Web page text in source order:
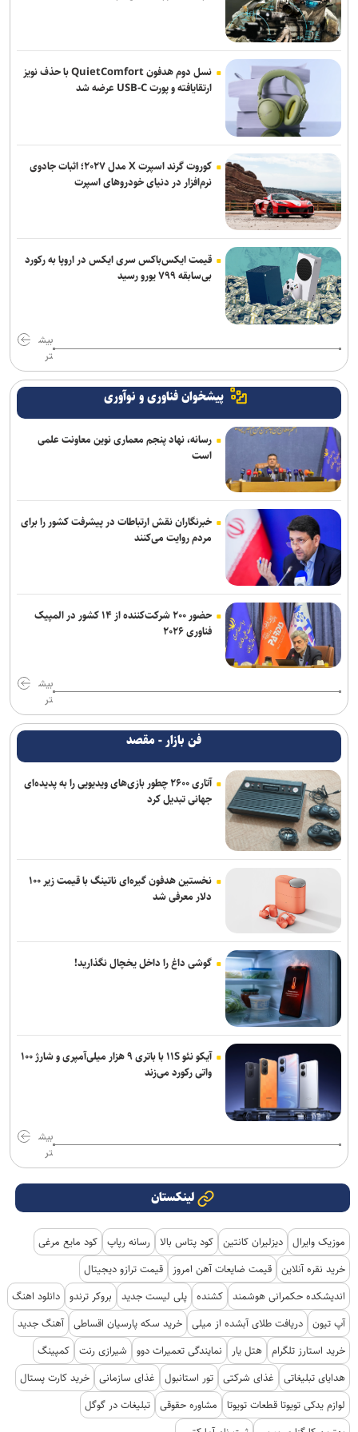
از ۷۰ نفر بازداشت شدند
محسن رضایی: اجازه باز شدن مسیر دوم در تنگه هرمز را نخواهیم داد
جامعه را نمی‌توان با امرونهی اداره کرد/ با پشتیبانی رهبری تمام تلاش بر
وحدت و انسجام است
آمریکا تحریم‌های جدید علیه ایران اعمال کرد
ادعای حکومت جولانی درباره خنثی‌سازی عملیات داعش در دمشق
نسل دوم هدفون QuietComfort با حذف نویز
ارتقایافته و پورت USB-C عرضه شد
کوروت گرند اسپرت X مدل ۲۰۲۷؛ اثبات جادوی
نرم‌افزار در دنیای خودروهای اسپرت
قیمت ایکس‌باکس سری ایکس در اروپا به رکورد
بی‌سابقه ۷۹۹ یورو رسید
بیش
تر
پیشخوان فناوری و نوآوری
رسانه، نهاد پنجم معماری نوین معاونت علمی
است
خبرنگاران نقش ارتباطات در پیشرفت کشور را برای
مردم روایت می‌کنند
حضور ۲۰۰ شرکت‌کننده از ۱۴ کشور در المپیک
فناوری ۲۰۲۶
بیش
تر
فن بازار - مقصد
آتاری ۲۶۰۰ چطور بازی‌های ویدیویی را به پدیده‌ای
جهانی تبدیل کرد
نخستین هدفون گیره‌ای ناتینگ با قیمت زیر ۱۰۰
دلار معرفی شد
گوشی داغ را داخل یخچال نگذارید!
آیکو نئو ۱۱S با باتری ۹ هزار میلی‌آمپری و شارژ ۱۰۰
واتی رکورد می‌زند
بیش
تر
لینکستان
موزیک وایرال دیزلیران کانتین کود پتاس بالا رسانه رپاپ کود مایع مرغی
خرید نقره آنلاین قیمت ضایعات آهن امروز
قیمت ترازو دیجیتال
اندیشکده حکمرانی هوشمند کشنده پلی لیست جدید بروکر ترندو دانلود اهنگ
آپ تیون دریافت طلای آبشده از میلی خرید سکه پارسیان اقساطی آهنگ جدید
خرید استارز تلگرام هتل یار نمایندگی تعمیرات دوو شیرازی رنت کمپینگ
هدایای تبلیغاتی
غذای شرکتی تور استانبول غذای سازمانی خرید کارت پستال
لوازم یدکی تویوتا قطعات تویوتا
مشاوره حقوقی تبلیغات در گوگل